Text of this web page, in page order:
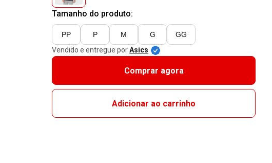
Tamanho do produto:
PP P M G
GG
Vendido e entregue porAsics
Comprar agora
Adicionar ao carrinho